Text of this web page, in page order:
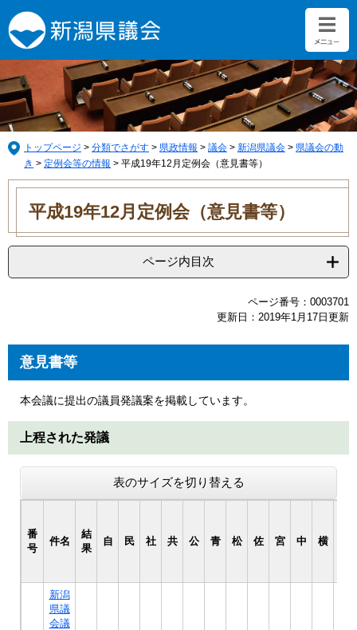
ー
ジ
の
先
頭
で
す。
ニ
ュ
ー
を
飛
ば
し
て
トップページ > 分類でさがす > 県政情報 > 議会 > 新潟県議会 > 県議会の動
き > 定例会等の情報 > 平成19年12月定例会（意見書等）
本
平成19年12月定例会（意見書等）
ページ内目次
ページ番号：0003701
更新日：2019年1月17日更新
意見書等
本会議に提出の議員発議案を掲載しています。
上程された発議
表のサイズを切り替える
番
号
件名
結
果
自 民 社 共 公 青 松 佐 宮 中 横
新潟
県議
会議